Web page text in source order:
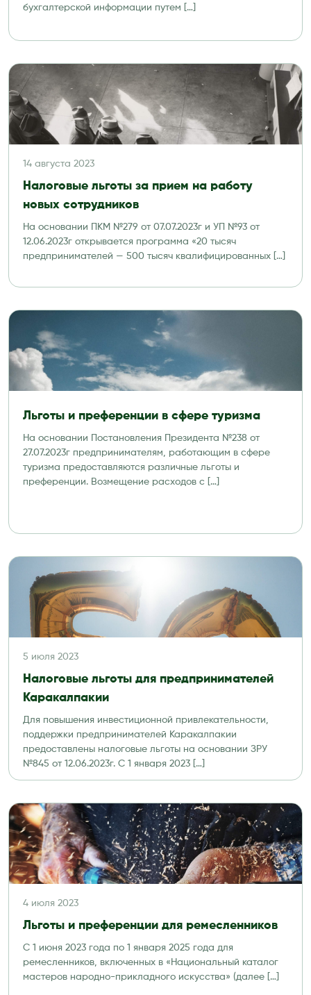
бухгалтерской информации путем […]
14 августа 2023
Налоговые льготы за прием на работу
новых сотрудников
На основании ПКМ №279 от 07.07.2023г и УП №93 от
12.06.2023г открывается программа «20 тысяч
предпринимателей — 500 тысяч квалифицированных […]
Льготы и преференции в сфере туризма
На основании Постановления Президента №238 от
27.07.2023г предпринимателям, работающим в сфере
туризма предоставляются различные льготы и
преференции. Возмещение расходов с […]
5 июля 2023
Налоговые льготы для предпринимателей
Каракалпакии
Для повышения инвестиционной привлекательности,
поддержки предпринимателей Каракалпакии
предоставлены налоговые льготы на основании ЗРУ
№845 от 12.06.2023г. С 1 января 2023 […]
4 июля 2023
Льготы и преференции для ремесленников
С 1 июня 2023 года по 1 января 2025 года для
ремесленников, включенных в «Национальный каталог
мастеров народно-прикладного искусства» (далее […]